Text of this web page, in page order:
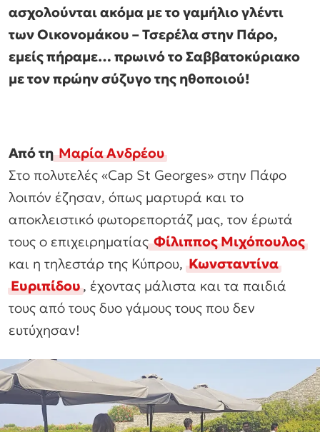
ασχολούνται ακόμα με το γαμήλιο γλέντι
των Οικονομάκου – Τσερέλα στην Πάρο,
εμείς πήραμε… πρωινό το Σαββατοκύριακο
με τον πρώην σύζυγο της ηθοποιού!
Από τηΜαρία Ανδρέου
Στο πολυτελές «Cap St Georges» στην Πάφο
λοιπόν έζησαν, όπως μαρτυρά και το
αποκλειστικό φωτορεπορτάζ μας, τον έρωτά
τους ο επιχειρηματίαςΦίλιππος Μιχόπουλος
και η τηλεστάρ της Κύπρου,Κωνσταντίνα
Ευριπίδου, έχοντας μάλιστα και τα παιδιά
τους από τους δυο γάμους τους που δεν
ευτύχησαν!